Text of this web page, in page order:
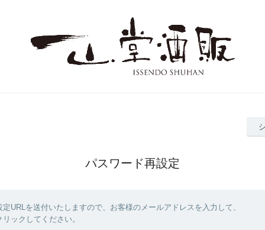
パスワード再設定
URLを送付いたしますので、お客様のメールアドレスを入力して、
ックしてください。